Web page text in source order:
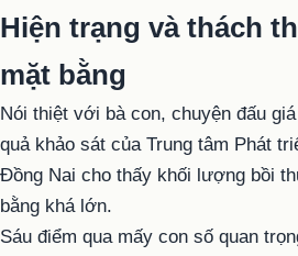
Hiện trạng và thách
mặt bằng
Nói thiệt với bà con, chuyện đấu
quả khảo sát của Trung tâm Phát
Đồng Nai cho thấy khối lượng bồi
bằng khá lớn.
Sáu điểm qua mấy con số quan